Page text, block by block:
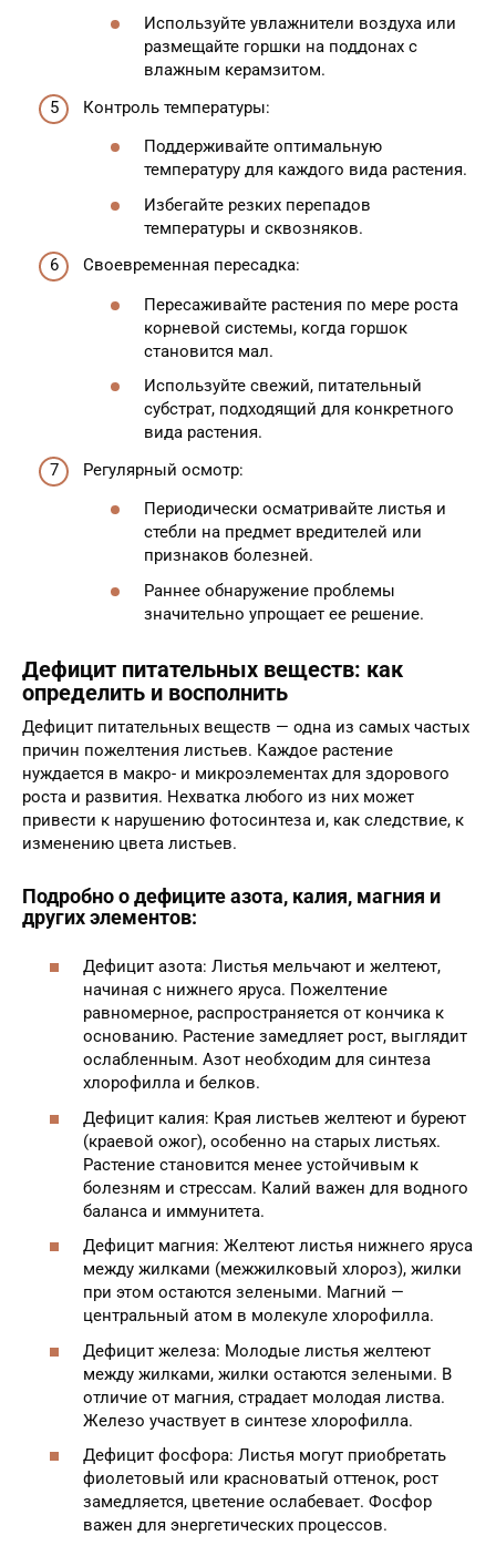
Используйте увлажнители воздуха или
размещайте горшки на поддонах с
влажным керамзитом.
Контроль температуры:
Поддерживайте оптимальную
температуру для каждого вида растения.
Избегайте резких перепадов
температуры и сквозняков.
Своевременная пересадка:
Пересаживайте растения по мере роста
корневой системы, когда горшок
становится мал.
Используйте свежий, питательный
субстрат, подходящий для конкретного
вида растения.
Регулярный осмотр:
Периодически осматривайте листья и
стебли на предмет вредителей или
признаков болезней.
Раннее обнаружение проблемы
значительно упрощает ее решение.
Дефицит питательных веществ: как
определить и восполнить
Дефицит питательных веществ — одна из самых частых
причин пожелтения листьев. Каждое растение
нуждается в макро- и микроэлементах для здорового
роста и развития. Нехватка любого из них может
привести к нарушению фотосинтеза и, как следствие, к
изменению цвета листьев.
Подробно о дефиците азота, калия, магния и
других элементов:
Дефицит азота: Листья мельчают и желтеют,
начиная с нижнего яруса. Пожелтение
равномерное, распространяется от кончика к
основанию. Растение замедляет рост, выглядит
ослабленным. Азот необходим для синтеза
хлорофилла и белков.
Дефицит калия: Края листьев желтеют и буреют
(краевой ожог), особенно на старых листьях.
Растение становится менее устойчивым к
болезням и стрессам. Калий важен для водного
баланса и иммунитета.
Дефицит магния: Желтеют листья нижнего яруса
между жилками (межжилковый хлороз), жилки
при этом остаются зелеными. Магний —
центральный атом в молекуле хлорофилла.
Дефицит железа: Молодые листья желтеют
между жилками, жилки остаются зелеными. В
отличие от магния, страдает молодая листва.
Железо участвует в синтезе хлорофилла.
Дефицит фосфора: Листья могут приобретать
фиолетовый или красноватый оттенок, рост
замедляется, цветение ослабевает. Фосфор
важен для энергетических процессов.